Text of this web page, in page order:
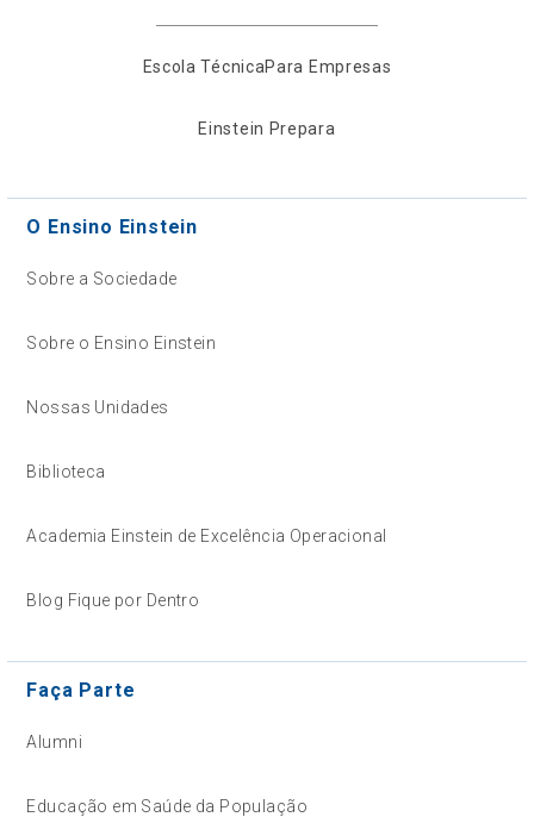
Escola TécnicaPara Empresas
Einstein Prepara
O Ensino Einstein
Sobre a Sociedade
Sobre o Ensino Einstein
Nossas Unidades
Biblioteca
Academia Einstein de Excelência Operacional
Blog Fique por Dentro
Faça Parte
Alumni
Educação em Saúde da População